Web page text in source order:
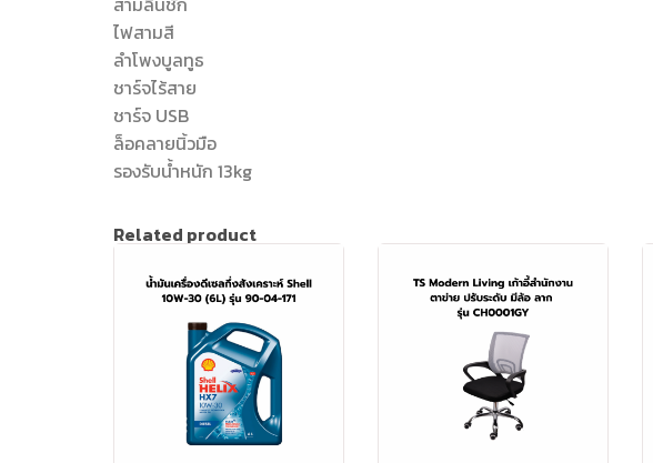
ไฟสามสี
ลำโพงบูลทูธ
ชาร์จไร้สาย
ชาร์จ USB
ล็อคลายนิ้วมือ
รองรับน้ำหนัก 13kg
Related product